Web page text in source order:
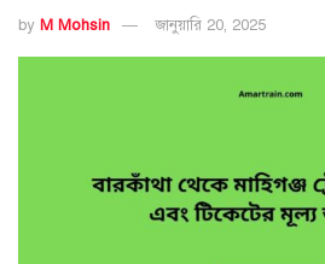
by M Mohsin জানুয়ারি 20, 2025